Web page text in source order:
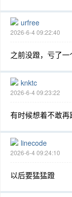
urfree
2026-6-4 09:22:40
之前没蹬，亏了一
knktc
2026-6-4 09:23:22
有时候想着不敢
linecode
2026-6-4 09:24:10
以后要猛猛蹬